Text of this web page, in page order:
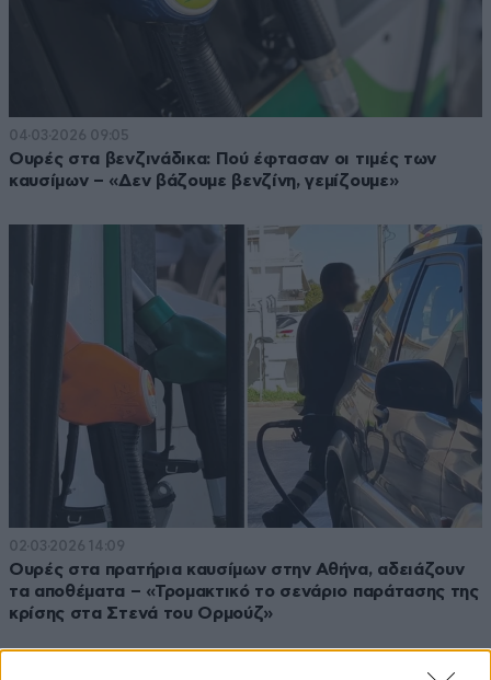
04·03·2026 09:05
Ουρές στα βενζινάδικα: Πού έφτασαν οι τιμές των
καυσίμων – «Δεν βάζουμε βενζίνη, γεμίζουμε»
02·03·2026 14:09
Ουρές στα πρατήρια καυσίμων στην Αθήνα, αδειάζουν
τα αποθέματα – «Τρομακτικό το σενάριο παράτασης της
κρίσης στα Στενά του Ορμούζ»